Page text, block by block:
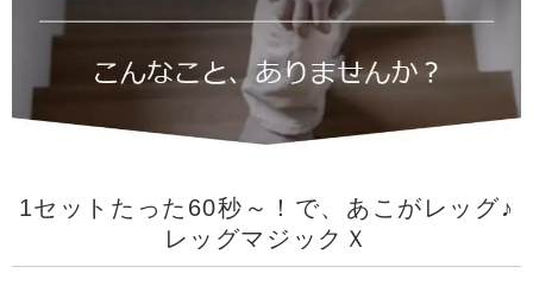
1セットたった60秒～！で、あこがレッグ♪
レッグマジックＸ